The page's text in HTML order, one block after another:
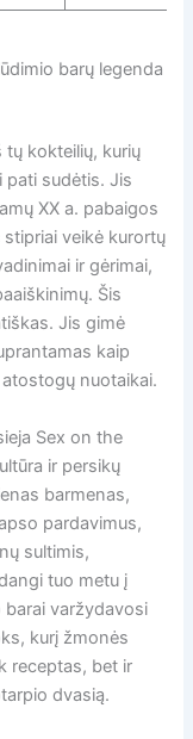
barų legenda
tų kokteilių, kurių
pati sudėtis. Jis
XX a. pabaigos
veikė kurortų
ir gėrimai,
Šis
Jis gimė
kaip
nuotaikai.
Sex on the
ir persikų
barmenas,
pardavimus,
sultimis,
tuo metu į
varžydavosi
kurį žmonės
receptas, bet ir
dvasią.